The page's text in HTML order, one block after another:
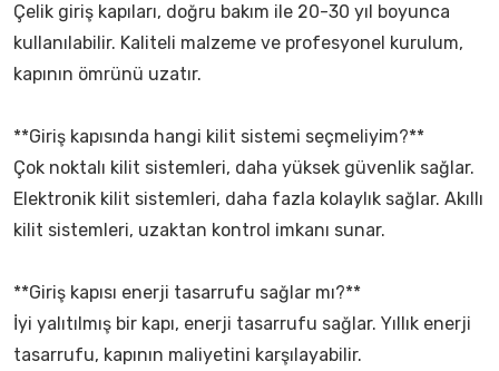
Çelik giriş kapıları, doğru bakım ile 20-30 yıl boyunca
kullanılabilir. Kaliteli malzeme ve profesyonel kurulum,
kapının ömrünü uzatır.
**Giriş kapısında hangi kilit sistemi seçmeliyim?**
Çok noktalı kilit sistemleri, daha yüksek güvenlik sağlar.
Elektronik kilit sistemleri, daha fazla kolaylık sağlar. Akıllı
kilit sistemleri, uzaktan kontrol imkanı sunar.
**Giriş kapısı enerji tasarrufu sağlar mı?**
İyi yalıtılmış bir kapı, enerji tasarrufu sağlar. Yıllık enerji
tasarrufu, kapının maliyetini karşılayabilir.